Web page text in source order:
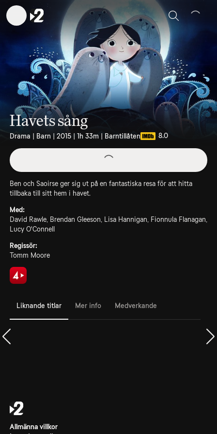
Sök
Havets sång
Drama | Barn | 2015 | 1h 33m | Barntillåten 8.0
Ben och Saoirse ger sig ut på en fantastiska resa för att hitta
tillbaka till sitt hem i havet.
Med:
David Rawle, Brendan Gleeson, Lisa Hannigan, Fionnula Flanagan,
Lucy O'Connell
Regissör:
Tomm Moore
Liknande titlar Mer info Medverkande
Allmänna villkor